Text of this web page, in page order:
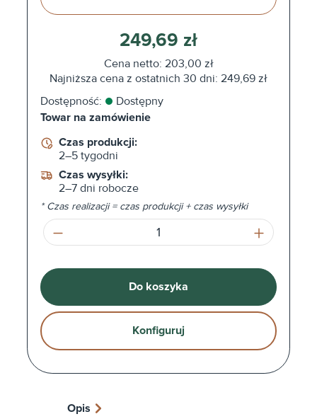
249,69 zł
Cena netto: 203,00 zł
Najniższa cena z ostatnich 30 dni: 249,69 zł
Dostępność:
Dostępny
Towar na zamówienie
Czas produkcji:
2–5 tygodni
Czas wysyłki:
2–7 dni robocze
* Czas realizacji = czas produkcji + czas wysyłki
Ilość produktu: Wprowadź żądaną
Do koszyka
Konfiguruj
Opis